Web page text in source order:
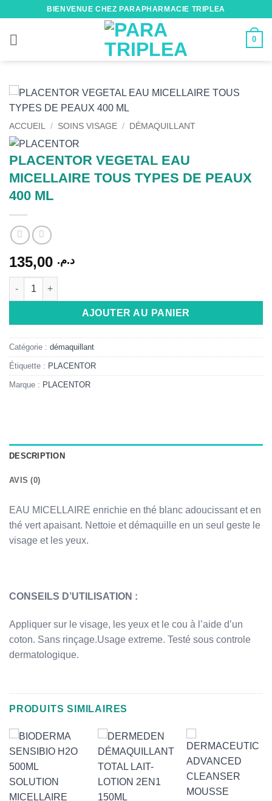
contenu
BIENVENUE CHEZ PARAPHARMACIE TRIPLEA
0
ACCUEIL / SOINS VISAGE / DÉMAQUILLANT
PLACENTOR VEGETAL EAU
MICELLAIRE TOUS TYPES DE PEAUX
400 ML
د.م.
quantité de PLACENTOR VEGETAL EAU MICELLAIRE TOUS
AJOUTER AU PANIER
Alternative:
Catégorie : démaquillant
Étiquette : PLACENTOR
Marque : PLACENTOR
DESCRIPTION
AVIS (0)
EAU MICELLAIRE enrichie en thé blanc adoucissant et en
thé vert apaisant. Nettoie et démaquille en un seul geste le
visage et les yeux.
CONSEILS D’UTILISATION :
Appliquer sur le visage, les yeux et le cou à l’aide d’un
coton. Sans rinçage.Usage extreme. Testé sous controle
dermatologique.
PRODUITS SIMILAIRES